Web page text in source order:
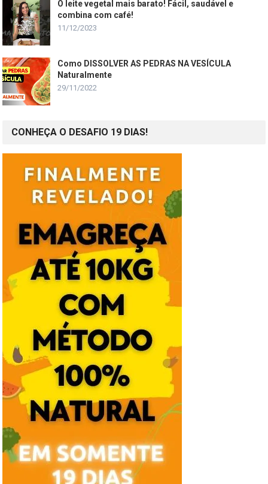
O leite vegetal mais barato! Fácil, saudável e
combina com café!
11/12/2023
Como DISSOLVER AS PEDRAS NA VESÍCULA
Naturalmente
29/11/2022
CONHEÇA O DESAFIO 19 DIAS!